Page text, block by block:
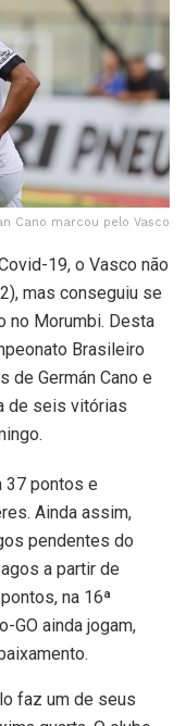
Cano marcou pelo Vasco
19, o Vasco não
mas conseguiu se
no Morumbi. Desta
Brasileiro
de Germán Cano e
de seis vitórias
37 pontos e
Ainda assim,
pendentes do
a partir de
na 16ª
GO ainda jogam,
faz um de seus